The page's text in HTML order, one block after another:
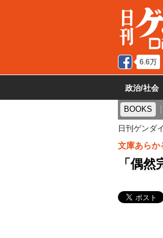
6.6万
政治/社会
BOOKS
日刊ゲンダ
文庫あらか
「偶